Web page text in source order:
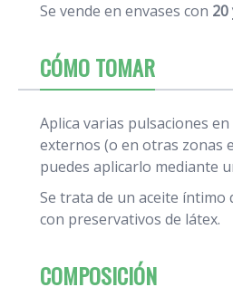
Se vende en envases con 20
CÓMO TOMAR
Aplica varias pulsaciones
externos (o en otras zonas
puedes aplicarlo mediante
Se trata de un aceite íntimo
con preservativos de látex.
COMPOSICIÓN